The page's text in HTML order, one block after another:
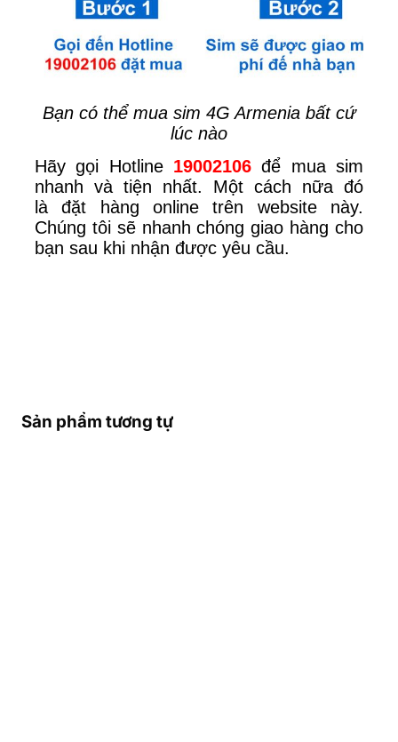
Bạn có thể mua sim 4G Armenia bất cứ
lúc nào
Hãy gọi Hotline 19002106 để mua sim
nhanh và tiện nhất. Một cách nữa đó
là đặt hàng online trên website này.
Chúng tôi sẽ nhanh chóng giao hàng cho
bạn sau khi nhận được yêu cầu.
Sản phẩm tương tự